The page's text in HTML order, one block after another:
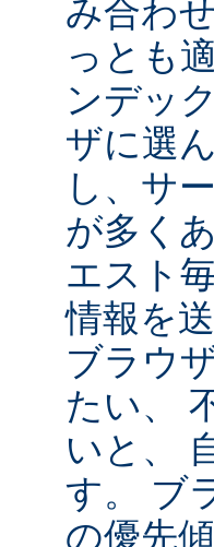
み合わ
っとも
ンデッ
ザに選
し、サ
が多く
エスト
情報を
ブラウ
たい、
いと、
す。 ブ
の優先